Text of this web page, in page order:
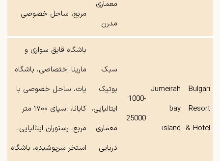
معماری
مدرن
مربع، ساحل خصوصی
Bulgari
Resort
& Hotel
Jumeirah
bay
island
1000-
25000
سبک
بوتیک
ایتالیایی،
معماری
دریایی
باشگاه‌ قایق ‌سواری و
مارینا اختصاصی، باشگاه
یات، ساحل خصوصی با
کابانا، اسپای ۱۷۰۰ متر
مربع، رستوران ایتالیایی،
استخر سرپوشیده، باشگاه